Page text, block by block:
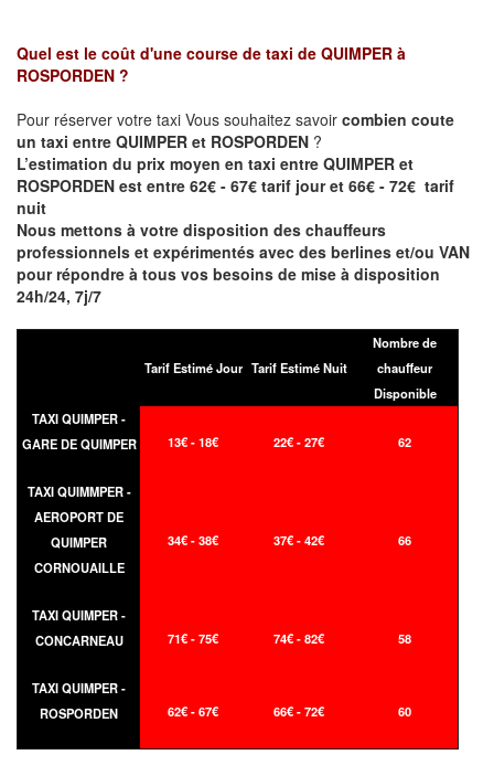
Quel est le coût d'une course de taxi de QUIMPER à
ROSPORDEN ?
Pour réserver votre taxi Vous souhaitez savoir combien coute
un taxi entre QUIMPER et ROSPORDEN ?
L’estimation du prix moyen en taxi entre QUIMPER et
ROSPORDEN est entre 62€ - 67€ tarif jour et 66€ - 72€ tarif
nuit
Nous mettons à votre disposition des chauffeurs
professionnels et expérimentés avec des berlines et/ou VAN
pour répondre à tous vos besoins de mise à disposition
24h/24, 7j/7
Tarif Estimé Jour Tarif Estimé Nuit
Nombre de
chauffeur
Disponible
TAXI QUIMPER -
GARE DE QUIMPER
13€ - 18€ 22€ - 27€ 62
TAXI QUIMMPER -
AEROPORT DE
QUIMPER
CORNOUAILLE
34€ - 38€ 37€ - 42€ 66
TAXI QUIMPER -
CONCARNEAU
71€ - 75€ 74€ - 82€ 58
TAXI QUIMPER -
ROSPORDEN
62€ - 67€ 66€ - 72€ 60